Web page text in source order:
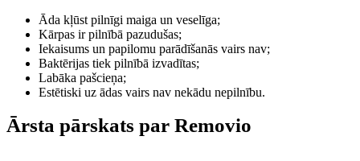
Āda kļūst pilnīgi maiga un veselīga;
Kārpas ir pilnībā pazudušas;
Iekaisums un papilomu parādīšanās vairs nav;
Baktērijas tiek pilnībā izvadītas;
Labāka pašcieņa;
Estētiski uz ādas vairs nav nekādu nepilnību.
Ārsta pārskats par Removio